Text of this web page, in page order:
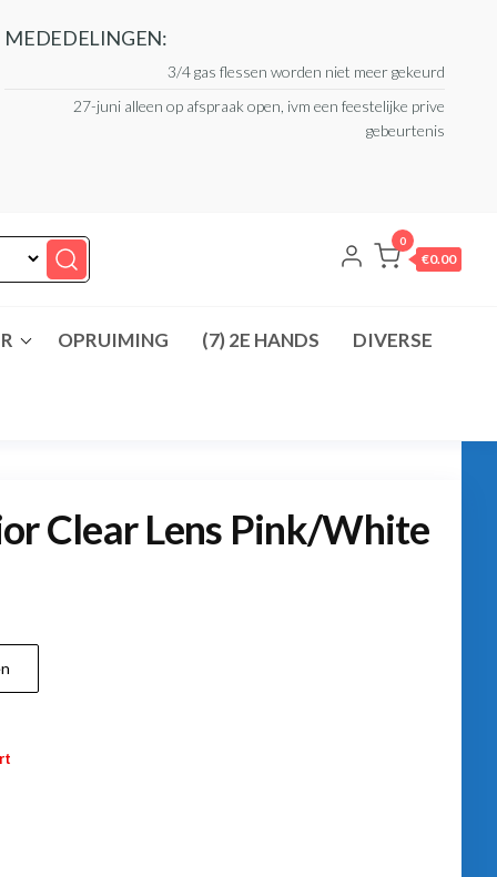
MEDEDELINGEN:
3/4 gas flessen worden niet meer gekeurd
27-juni alleen op afspraak open, ivm een feestelijke prive
gebeurtenis
0
€0.00
OPRUIMING (7) 2E HANDS DIVERSE
Clear Lens Pink/White